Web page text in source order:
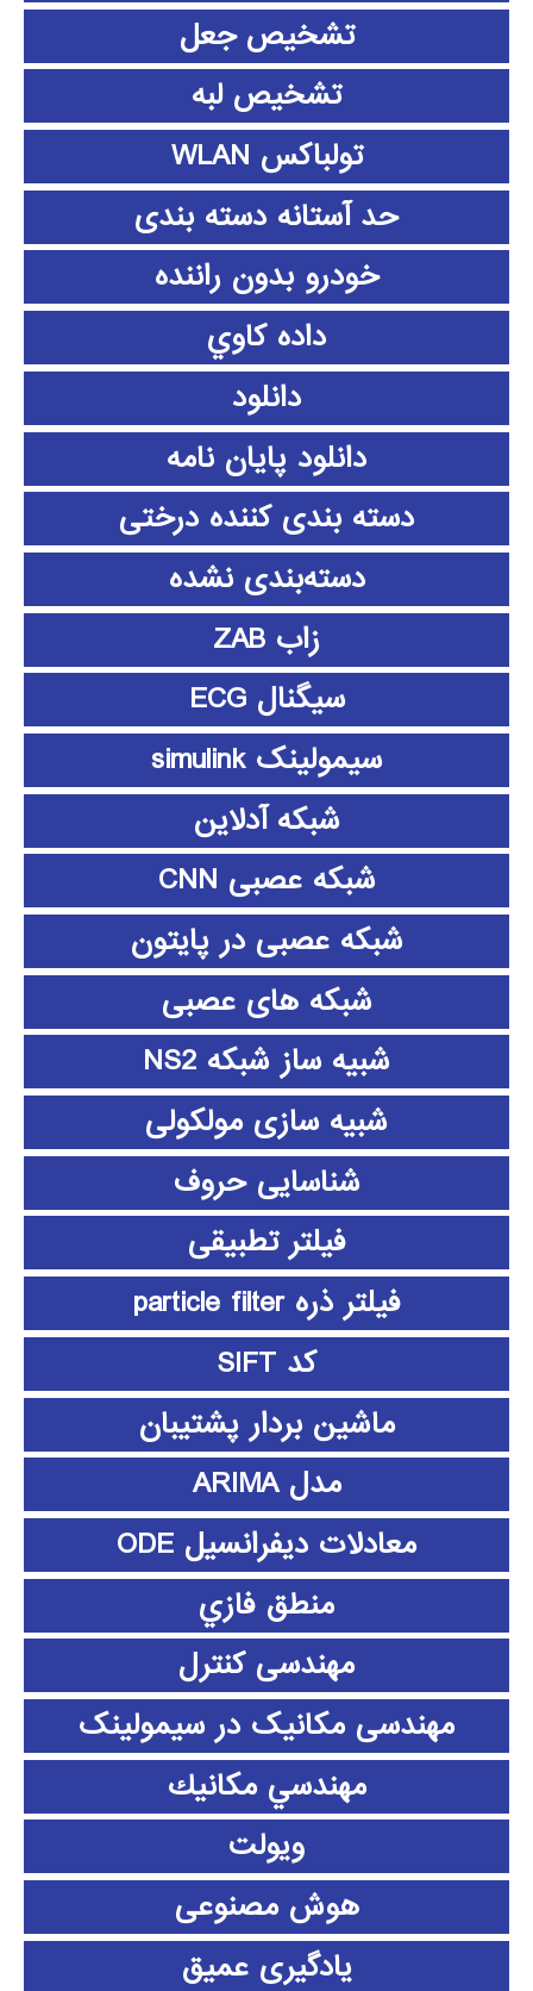
تشخیص جعل
تشخیص لبه
تولباکس WLAN
حد آستانه دسته بندی
خودرو بدون راننده
داده كاوي
دانلود
دانلود پايان نامه
دسته بندی کننده درختی
دسته‌بندی نشده
زاب ZAB
سیگنال ECG
سیمولینک simulink
شبکه آدلاین
شبکه عصبی CNN
شبکه عصبی در پایتون
شبکه های عصبی
شبیه ساز شبکه NS2
شبیه سازی مولکولی
شناسایی حروف
فیلتر تطبیقی
فیلتر ذره particle filter
کد SIFT
ماشین بردار پشتیبان
مدل ARIMA
معادلات دیفرانسیل ODE
منطق فازي
مهندسی کنترل
مهندسی مکانیک در سیمولینک
مهندسي مكانيك
ویولت
هوش مصنوعی
یادگیری عمیق